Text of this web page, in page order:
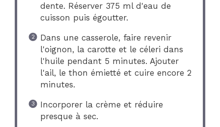
dente. Réserver 375 ml d'eau de
cuisson puis égoutter.
Dans une casserole, faire revenir
l'oignon, la carotte et le céleri dans
l'huile pendant 5 minutes. Ajouter
l'ail, le thon émietté et cuire encore 2
minutes.
Incorporer la crème et réduire
presque à sec.